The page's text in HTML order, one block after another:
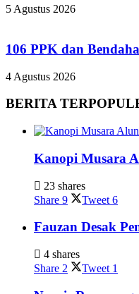
5 Agustus 2026
106 PPK dan
4 Agustus 2026
BERITA
Kanopi Musara
23 shares
Share 9 Tweet 6
Fauzan Desak
4 shares
Share 2 Tweet 1